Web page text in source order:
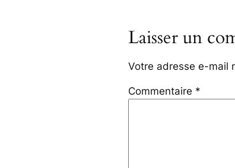
Laisser un
Votre adresse e-mail
Commentaire *